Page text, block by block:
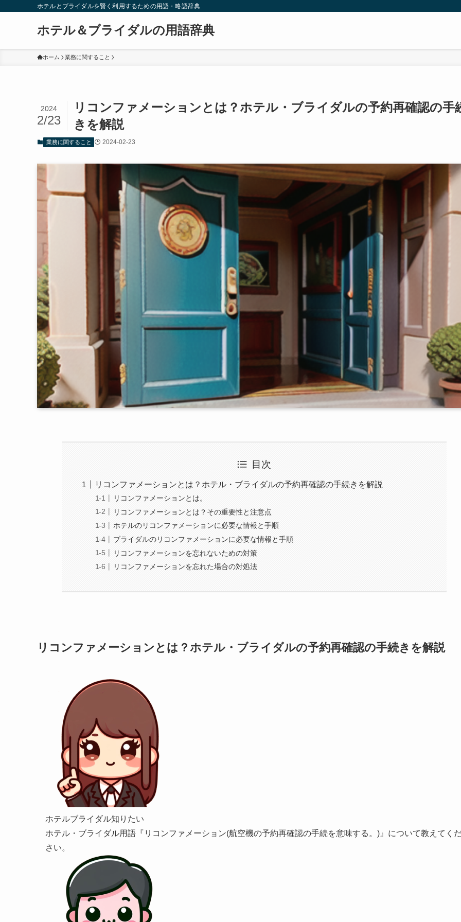
ホテルとブライダルを賢く利用するための用語・略語辞典
ホテル＆ブライダルの用語辞典
ホーム 業務に関すること
リコンファメーションとは？ホテル・ブライダルの予約再確認の手
きを解説
2024
2/23
業務に関すること 2024-02-23
目次
リコンファメーションとは？ホテル・ブライダルの予約再確認の手続きを解説
リコンファメーションとは。
リコンファメーションとは？その重要性と注意点
ホテルのリコンファメーションに必要な情報と手順
ブライダルのリコンファメーションに必要な情報と手順
リコンファメーションを忘れないための対策
リコンファメーションを忘れた場合の対処法
リコンファメーションとは？ホテル・ブライダルの予約再確認の手続きを解説
ホテルブライダル知りたい
ホテル・ブライダル用語『リコンファメーション(航空機の予約再確認の手続を意味する。)』について教えてく
さい。